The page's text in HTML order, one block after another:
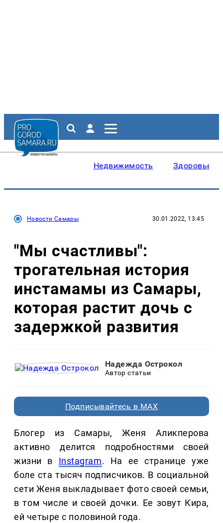
Недвижимость Здоровье
Новости Самары 30.01.2022, 13:45
"Мы счастливы":
трогательная история
инстамамы из Самары,
которая растит дочь с
задержкой развития
Надежда Острокол
Автор статьи
Подписывайтесь в MAX
Блогер из Самары, Женя Аликперова
активно делится подробностями своей
жизни в Instagram. На ее странице уже
боле ста тысяч подписчиков. В социальной
сети Женя выкладывает фото своей семьи,
в том числе и своей дочки. Ее зовут Кира,
ей четыре с половиной года.